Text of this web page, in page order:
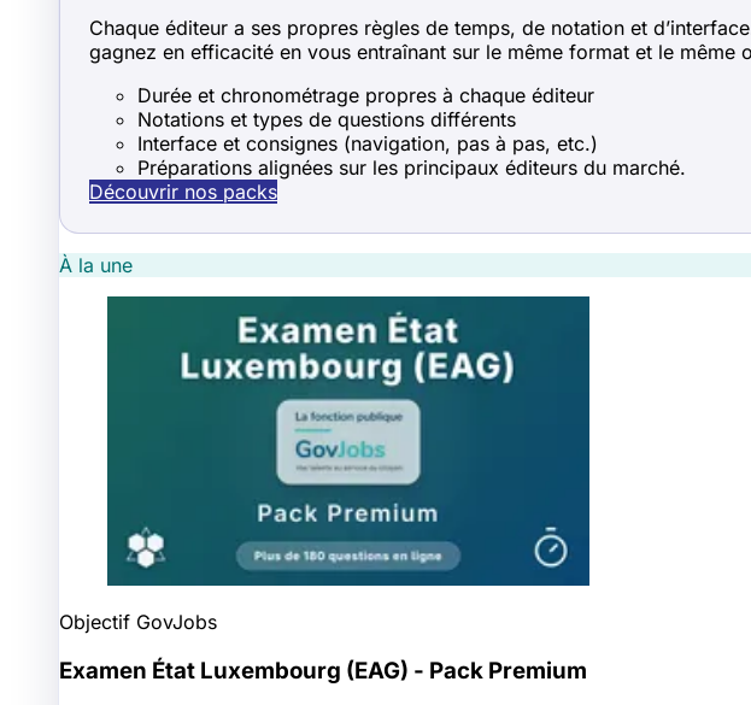
Chaque éditeur a ses propres règles de temps, de notation et
gagnez en efficacité en vous entraînant sur le même format et le même
Durée et chronométrage propres à chaque éditeur
Notations et types de questions différents
Interface et consignes (navigation, pas à pas, etc.)
Préparations alignées sur les principaux éditeurs du marché.
Découvrir nos packs
À la une
Objectif GovJobs
Examen État Luxembourg (EAG) - Pack Premium